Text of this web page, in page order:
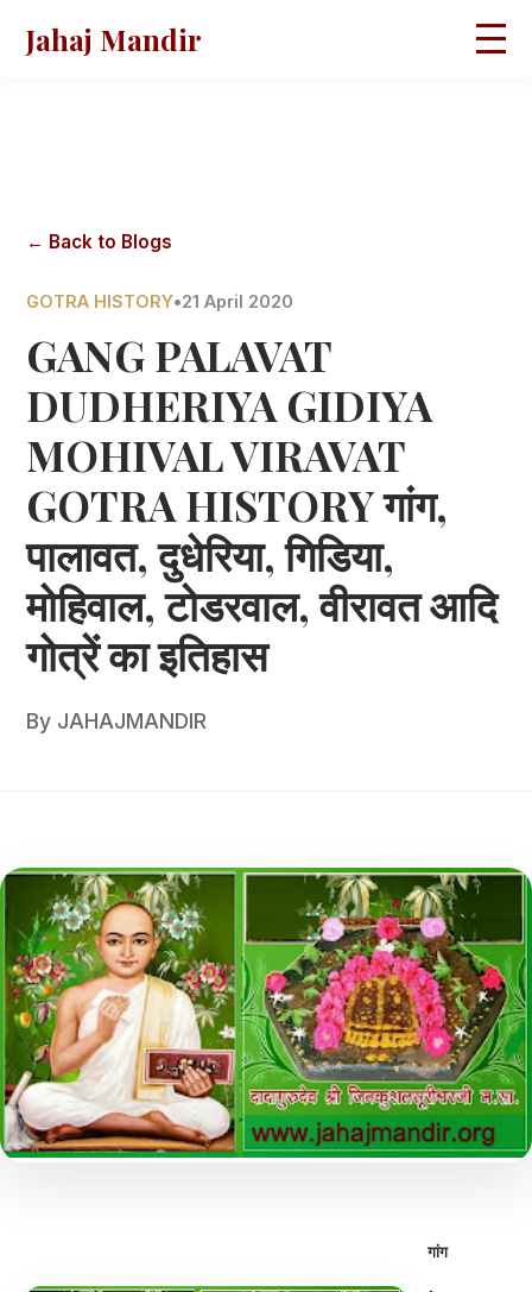
Jahaj Mandir
← Back to Blogs
GOTRA HISTORY•21 April 2020
GANG PALAVAT
DUDHERIYA GIDIYA
MOHIVAL VIRAVAT
GOTRA HISTORY गांग,
पालावत, दुधेरिया, गिडिया,
मोहिवाल, टोडरवाल, वीरावत आदि
गोत्रें का इतिहास
By JAHAJMANDIR
गांग